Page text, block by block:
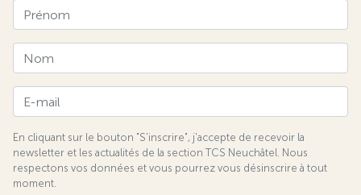
En cliquant sur le bouton "S'inscrire", j'accepte de recevoir la
newsletter et les actualités de la section TCS Neuchâtel. Nous
respectons vos données et vous pourrez vous désinscrire à tout
moment.